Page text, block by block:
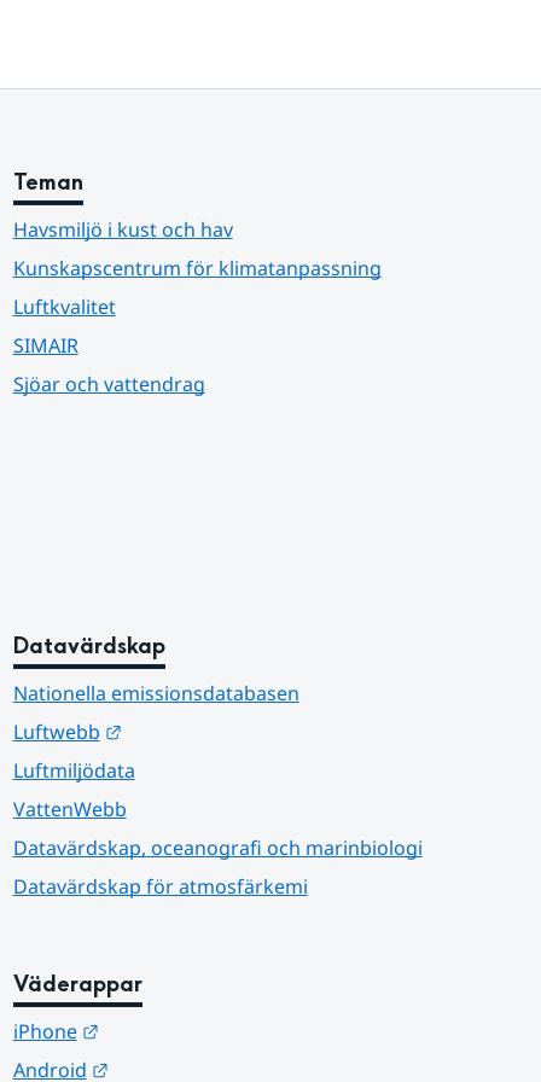
Teman
Havsmiljö i kust och hav
Kunskapscentrum för klimatanpassning
Luftkvalitet
SIMAIR
Sjöar och vattendrag
Datavärdskap
Nationella emissionsdatabasen
Luftwebb
Länk till annan webbplats.
Luftmiljödata
VattenWebb
Datavärdskap, oceanografi och marinbiologi
Datavärdskap för atmosfärkemi
Väderappar
iPhone
Länk till annan webbplats.
Android
Länk till annan webbplats.